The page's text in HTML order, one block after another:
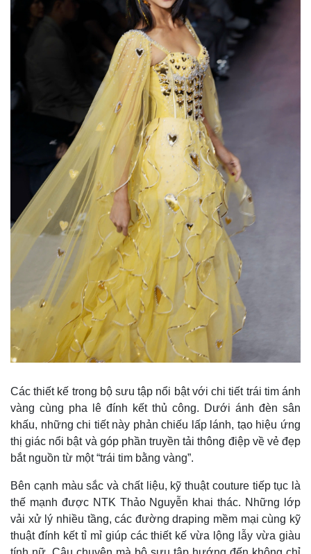
Thế giới
Cuộc sống đó đây
Multimedia
Video
Ảnh
E-Magazine
Infographic
Các thiết kế trong bộ sưu tập nổi bật với chi tiết trái tim ánh
vàng cùng pha lê đính kết thủ công. Dưới ánh đèn sân
khấu, những chi tiết này phản chiếu lấp lánh, tạo hiệu ứng
thị giác nổi bật và góp phần truyền tải thông điệp về vẻ đẹp
bắt nguồn từ một “trái tim bằng vàng”.
Bên cạnh màu sắc và chất liệu, kỹ thuật couture tiếp tục là
thế mạnh được NTK Thảo Nguyễn khai thác. Những lớp
vải xử lý nhiều tầng, các đường draping mềm mại cùng kỹ
thuật đính kết tỉ mỉ giúp các thiết kế vừa lộng lẫy vừa giàu